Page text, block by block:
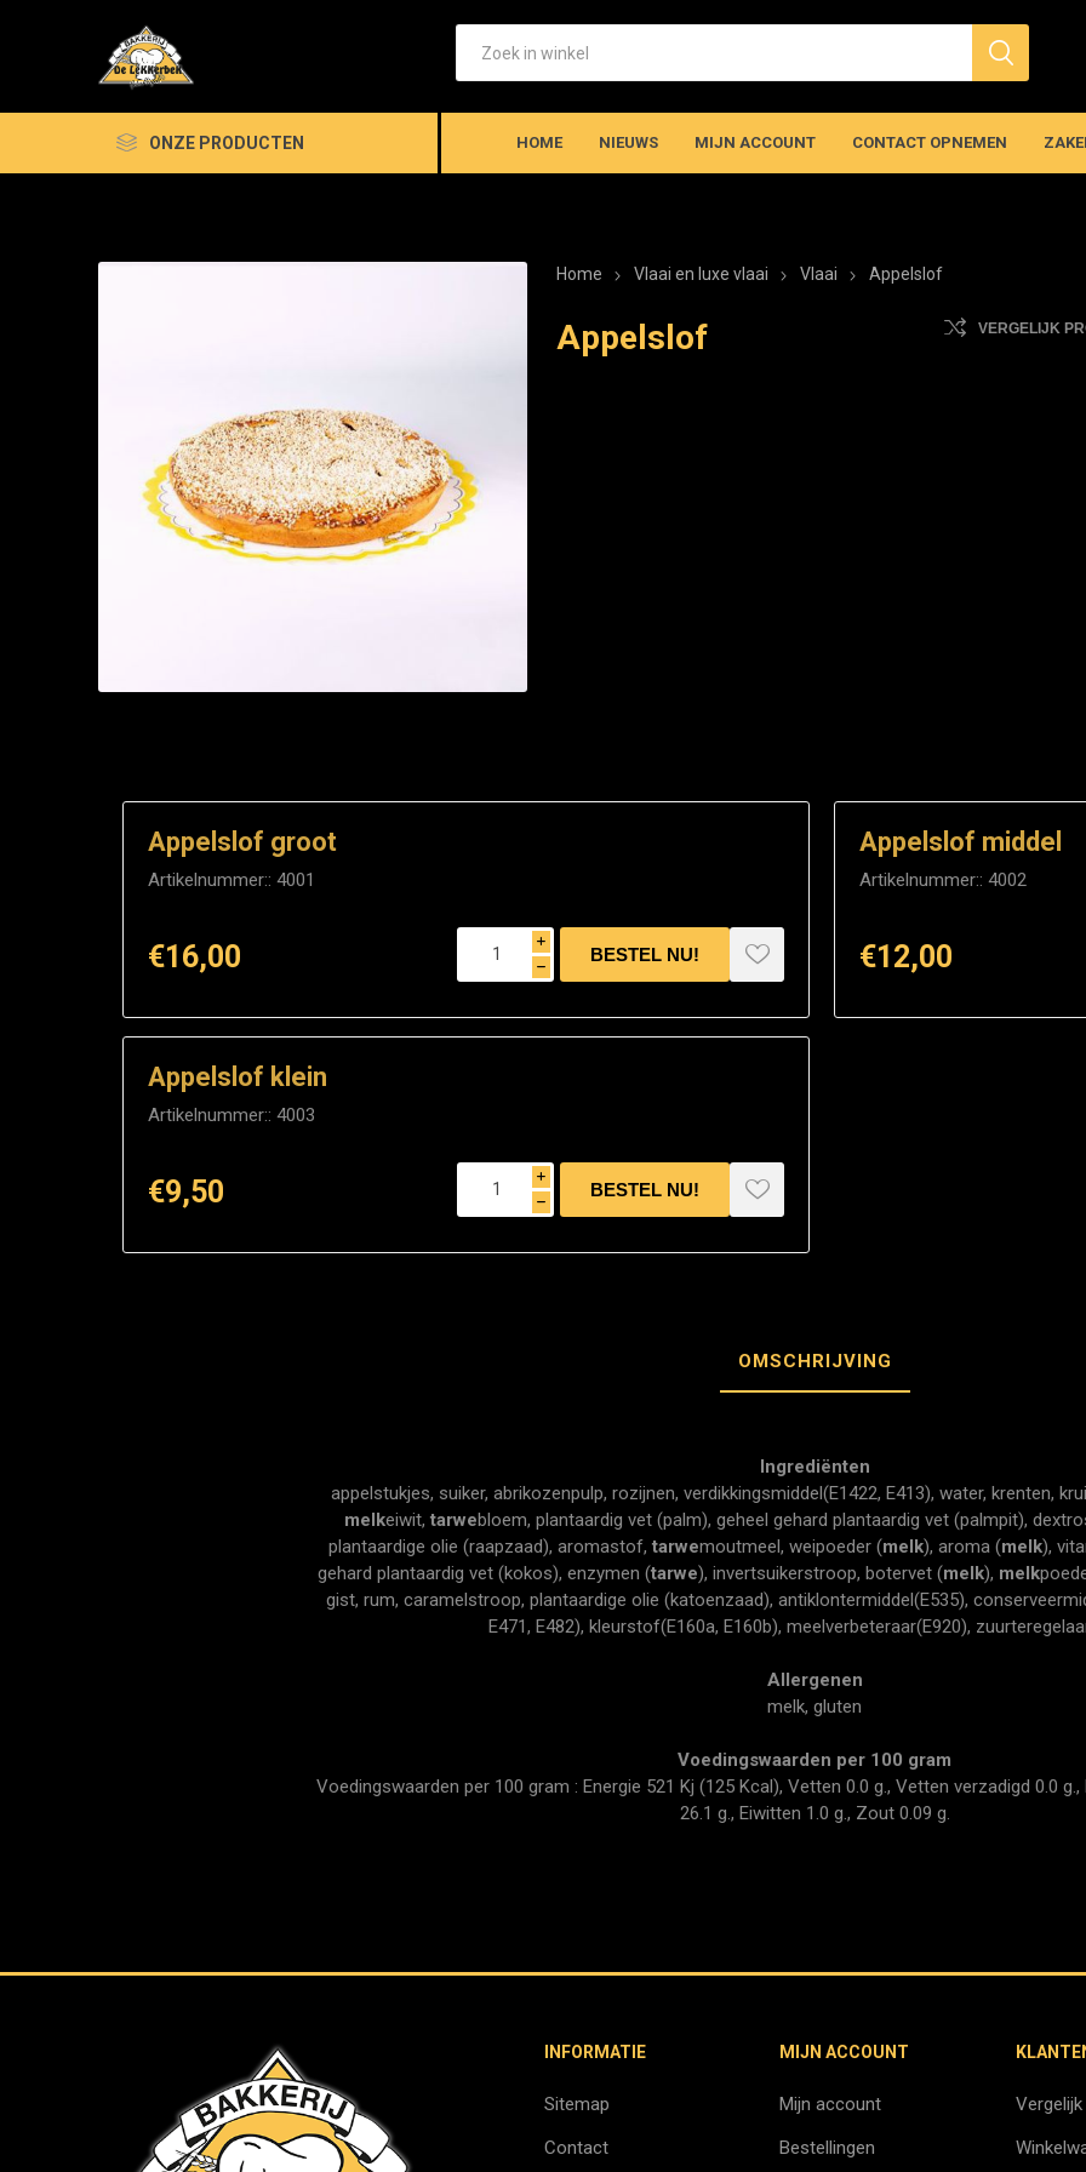
ONZE PRODUCTEN HOME NIEUWS MIJN ACCOUNT CONTACT OPNEMEN
Home Vlaai en luxe vlaai Vlaai Appelslof
Appelslof VERGELIJK
Appelslof groot
Artikelnummer:: 4001
€16,00 i
h
Appelslof middel
Artikelnummer:: 4002
€12,00
Appelslof klein
Artikelnummer:: 4003
€9,50 i
h
OMSCHRIJVING
Ingrediënten
appelstukjes, suiker, abrikozenpulp, rozijnen, verdikkingsmiddel(E1422, E413), water, krenten,
melkeiwit, tarwebloem, plantaardig vet (palm), geheel gehard plantaardig vet (palmpit),
plantaardige olie (raapzaad), aromastof, tarwemoutmeel, weipoeder (melk), aroma (melk),
gehard plantaardig vet (kokos), enzymen (tarwe), invertsuikerstroop, botervet (melk), melk
gist, rum, caramelstroop, plantaardige olie (katoenzaad), antiklontermiddel(E535),
E471, E482), kleurstof(E160a, E160b), meelverbeteraar(E920),
Allergenen
melk, gluten
Voedingswaarden per 100 gram
Voedingswaarden per 100 gram : Energie 521 Kj (125 Kcal), Vetten 0.0 g., Vetten verzadigd 0.0
26.1 g., Eiwitten 1.0 g., Zout 0.09 g.
INFORMATIE
Sitemap
Contact
MIJN ACCOUNT
Mijn account
Bestellingen